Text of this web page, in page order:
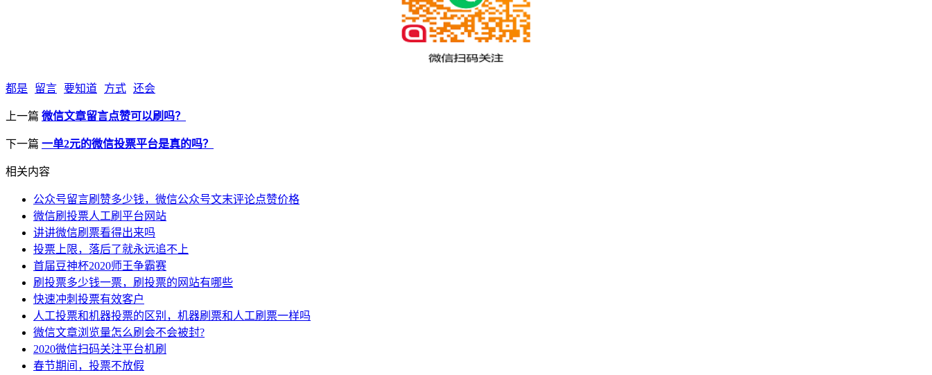
都是 留言 要知道 方式 还会
上一篇 微信文章留言点赞可以刷吗？
下一篇 一单2元的微信投票平台是真的吗？
相关内容
公众号留言刷赞多少钱，微信公众号文末评论点赞价格
微信刷投票人工刷平台网站
讲讲微信刷票看得出来吗
投票上限，落后了就永远追不上
首届豆神杯2020师王争霸赛
刷投票多少钱一票，刷投票的网站有哪些
快速冲刺投票有效客户
人工投票和机器投票的区别，机器刷票和人工刷票一样吗
微信文章浏览量怎么刷会不会被封?
2020微信扫码关注平台机刷
春节期间，投票不放假